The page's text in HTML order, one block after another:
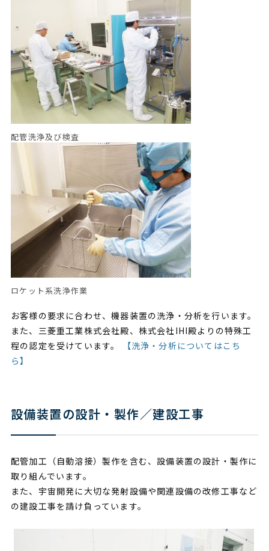
配管洗浄及び検査
ロケット系洗浄作業
お客様の要求に合わせ、機器装置の洗浄・分析を行います。
また、三菱重工業株式会社殿、株式会社IHI殿よりの特殊工
程の認定を受けています。
【洗浄・分析についてはこち
ら】
設備装置の設計・製作／建設工事
配管加工（自動溶接）製作を含む、設備装置の設計・製作に
取り組んでいます。
また、宇宙開発に大切な発射設備や関連設備の改修工事など
の建設工事を請け負っています。